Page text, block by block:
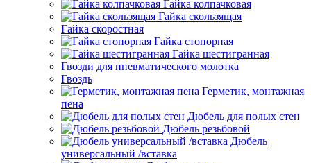
Гайка колпачковая
Гайка скользящая
Гайка скоростная
Гайка стопорная
Гайка шестигранная
Гвозди для пневматического молотка
Гвоздь
Герметик, монтажная
пена
Дюбель для полых стен
Дюбель резьбовой
Дюбель
универсальный /вставка